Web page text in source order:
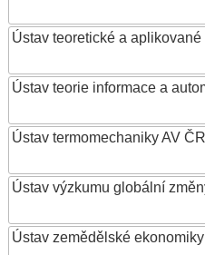
Ústav teoretické a
Ústav teorie informace a
Ústav termomechaniky AV
Ústav výzkumu globální
Ústav zemědělské